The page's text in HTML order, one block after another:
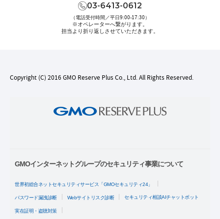
03-6413-0612
（電話受付時間／平日9:00-17:30）
※オペレーターへ繋がります。
担当より折り返しさせていただきます。
Copyright (C) 2016 GMO Reserve Plus Co., Ltd. All Rights Reserved.
GMOインターネットグループのセキュリティ事業について
世界初総合ネットセキュリティサービス「GMOセキュリティ24」
パスワード漏洩診断 Webサイトリスク診断 セキュリティ相談AIチャットボット
実在証明・盗聴対策